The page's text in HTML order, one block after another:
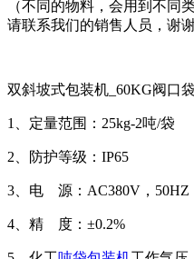
（不同的物料，会用到不同
请联系我们的销售人员，谢谢
双斜坡式包装机_60KG阀口
1、定量范围：25kg-2吨/袋
2、防护等级：IP65
3、电 源：AC380V，50HZ
4、精 度：±0.2%